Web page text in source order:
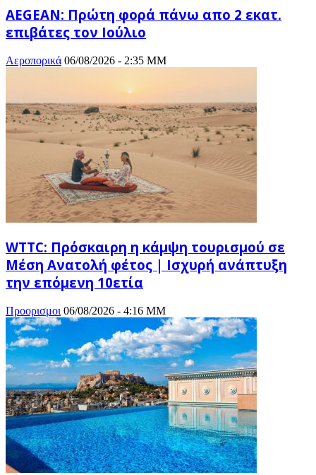
AEGEAN: Πρώτη φορά πάνω απο 2 εκατ.
επιβάτες τον Ιούλιο
Αεροπορικά 06/08/2026 - 2:35 ΜΜ
WTTC: Πρόσκαιρη η κάμψη τουρισμού σε
Μέση Ανατολή φέτος | Ισχυρή ανάπτυξη
την επόμενη 10ετία
Προορισμοι 06/08/2026 - 4:16 ΜΜ